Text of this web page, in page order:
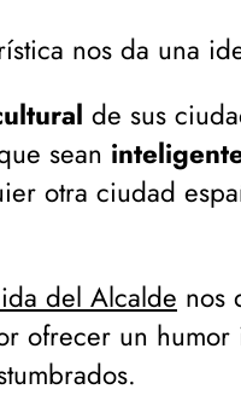
nos da una
de sus
sean
otra ciudad
del Alcalde nos
ofrecer un